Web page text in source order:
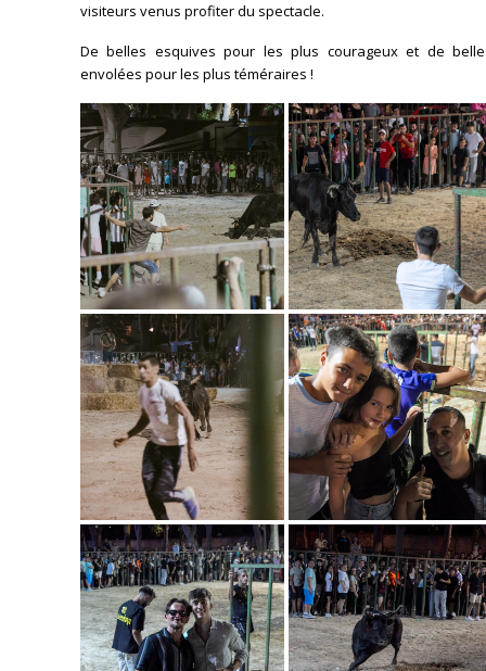
visiteurs venus profiter du spectacle.
De belles esquives pour les plus courageux et de
envolées pour les plus téméraires !